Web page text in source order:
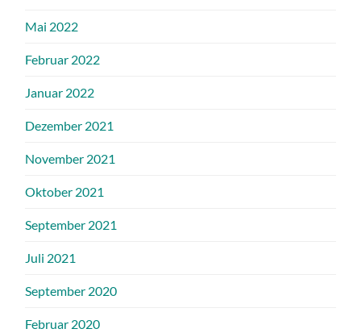
Mai 2022
Februar 2022
Januar 2022
Dezember 2021
November 2021
Oktober 2021
September 2021
Juli 2021
September 2020
Februar 2020